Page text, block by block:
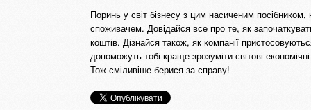
Поринь у світ бізнесу з цим насиченим
споживачем. Довідайся все про те, як
коштів. Дізнайся також, як компанії
допоможуть тобі краще зрозуміти світові
Тож сміливіше берися за справу!